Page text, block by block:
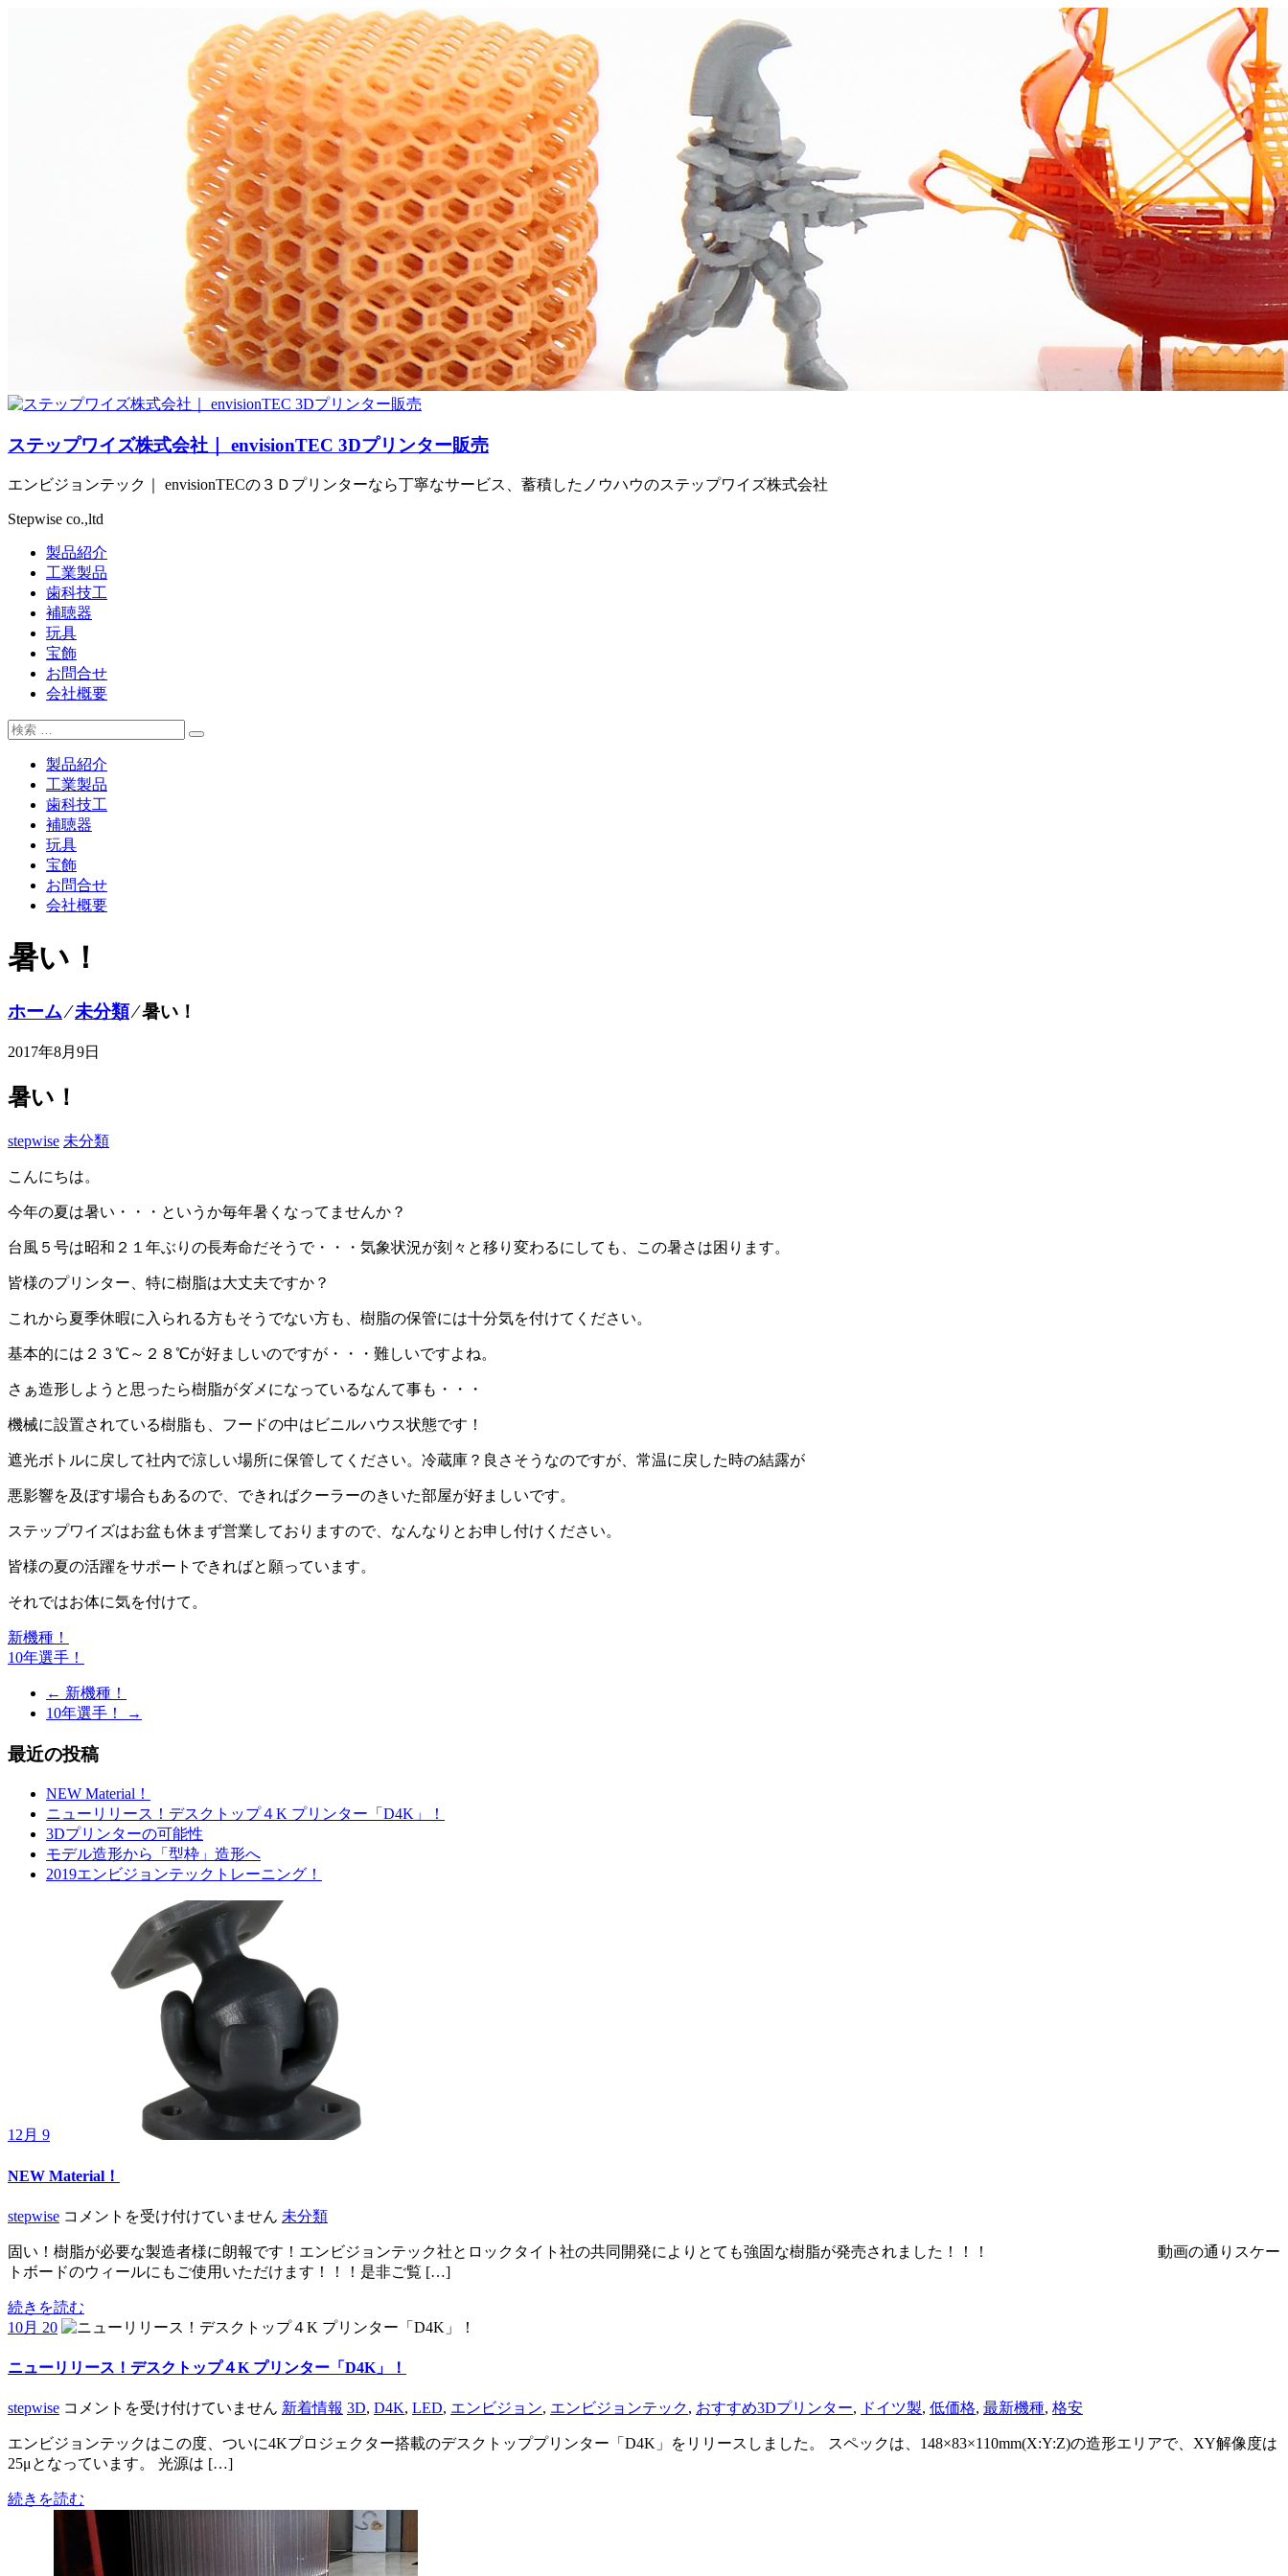
ステップワイズ株式会社｜ envisionTEC 3Dプリンター販売
エンビジョンテック｜ envisionTECの３Ｄプリンターなら丁寧なサービス、蓄積したノウハウのステップワイズ株式会社
Stepwise co.,ltd
製品紹介
工業製品
歯科技工
補聴器
玩具
宝飾
お問合せ
会社概要
製品紹介
工業製品
歯科技工
補聴器
玩具
宝飾
お問合せ
会社概要
暑い！
ホーム⁄未分類⁄暑い！
2017年8月9日
暑い！
stepwise 未分類
こんにちは。
今年の夏は暑い・・・というか毎年暑くなってませんか？
台風５号は昭和２１年ぶりの長寿命だそうで・・・気象状況が刻々と移り変わるにしても、この暑さは困ります。
皆様のプリンター、特に樹脂は大丈夫ですか？
これから夏季休暇に入られる方もそうでない方も、樹脂の保管には十分気を付けてください。
基本的には２３℃～２８℃が好ましいのですが・・・難しいですよね。
さぁ造形しようと思ったら樹脂がダメになっているなんて事も・・・
機械に設置されている樹脂も、フードの中はビニルハウス状態です！
遮光ボトルに戻して社内で涼しい場所に保管してください。冷蔵庫？良さそうなのですが、常温に戻した時の結露が
悪影響を及ぼす場合もあるので、できればクーラーのきいた部屋が好ましいです。
ステップワイズはお盆も休まず営業しておりますので、なんなりとお申し付けください。
皆様の夏の活躍をサポートできればと願っています。
それではお体に気を付けて。
投
稿
ゲ
新機種！
10年選手！
← 新機種！
10年選手！
→
最近の投稿
NEW Material！
ニューリリース！デスクトップ４K プリンター「D4K」！
3Dプリンターの可能性
モデル造形から「型枠」造形へ
2019エンビジョンテックトレーニング！
12月 9
NEW Material！
stepwise NEW
は
コメントを受け付けていません 未分類
固い！樹脂が必要な製造者様に朗報です！エンビジョンテック社とロックタイト社の共同開発によりとても強固な樹脂が発売されました！！！ 動画の通りスケー
トボードのウィールにもご使用いただけます！！！是非ご覧 […]
続きを読む
10月 20
ニューリリース！デスクトップ４K プリンター「D4K」！
stepwise ニ
ー
リ
リ
ー
ス！
コメントを受け付けていません 新着情報 3D, D4K, LED, エンビジョン, エンビジョンテック, おすすめ3Dプリンター, ドイツ製, 低価格, 最新機種, 格安
エンビジョンテックはこの度、ついに4Kプロジェクター搭載のデスクトッププリンター「D4K」をリリースしました。 スペックは、148×83×110mm(X:Y:Z)の造形エリアで、XY解像度は
25μとなっています。 光源は […]
続きを読む